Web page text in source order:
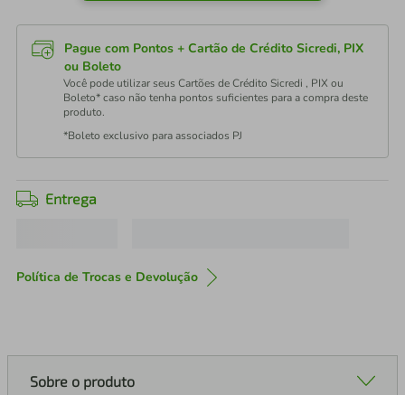
Pague com Pontos + Cartão de Crédito Sicredi, PIX
ou Boleto
Você pode utilizar seus Cartões de Crédito Sicredi , PIX ou
Boleto* caso não tenha pontos suficientes para a compra deste
produto.
*Boleto exclusivo para associados PJ
Entrega
Política de Trocas e Devolução
Sobre o produto